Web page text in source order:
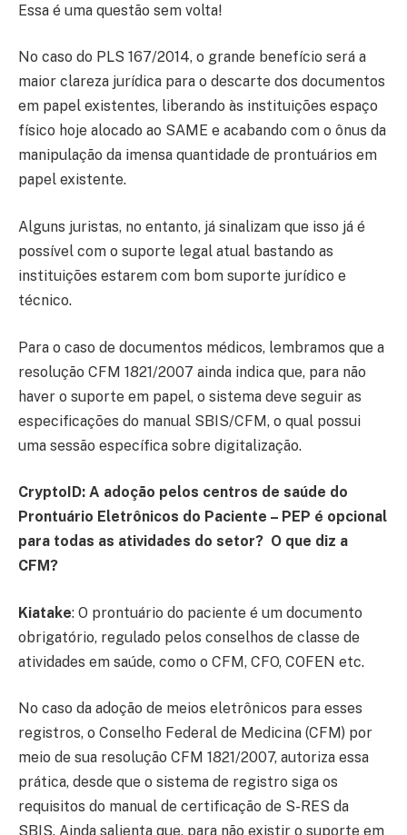
Essa é uma questão sem volta!
No caso do PLS 167/2014, o grande benefício será a
maior clareza jurídica para o descarte dos documentos
em papel existentes, liberando às instituições espaço
físico hoje alocado ao SAME e acabando com o ônus da
manipulação da imensa quantidade de prontuários em
papel existente.
Alguns juristas, no entanto, já sinalizam que isso já é
possível com o suporte legal atual bastando as
instituições estarem com bom suporte jurídico e
técnico.
Para o caso de documentos médicos, lembramos que a
resolução CFM 1821/2007 ainda indica que, para não
haver o suporte em papel, o sistema deve seguir as
especificações do manual SBIS/CFM, o qual possui
uma sessão específica sobre digitalização.
CryptoID: A adoção pelos centros de saúde do
Prontuário Eletrônicos do Paciente – PEP é opcional
para todas as atividades do setor? O que diz a
CFM?
Kiatake: O prontuário do paciente é um documento
obrigatório, regulado pelos conselhos de classe de
atividades em saúde, como o CFM, CFO, COFEN etc.
No caso da adoção de meios eletrônicos para esses
registros, o Conselho Federal de Medicina (CFM) por
meio de sua resolução CFM 1821/2007, autoriza essa
prática, desde que o sistema de registro siga os
requisitos do manual de certificação de S-RES da
SBIS. Ainda salienta que, para não existir o suporte em